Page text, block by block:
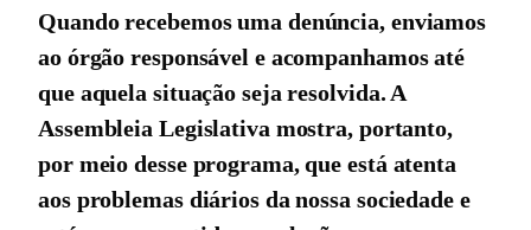
Quando recebemos uma denúncia, enviamos
ao órgão responsável e acompanhamos até
que aquela situação seja resolvida. A
Assembleia Legislativa mostra, portanto,
por meio desse programa, que está atenta
aos problemas diários da nossa sociedade e